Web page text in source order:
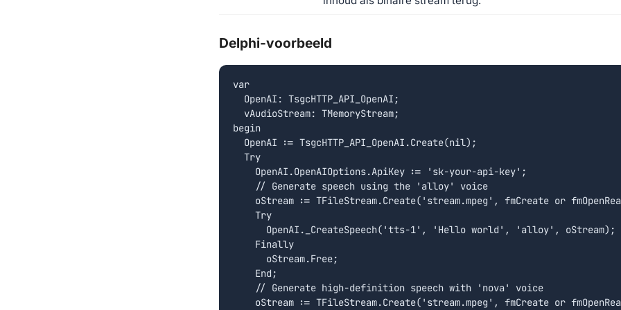
Delphi-voorbeeld
var
  OpenAI: TsgcHTTP_API_OpenAI;
  vAudioStream: TMemoryStream;
begin
  OpenAI := TsgcHTTP_API_OpenAI.Create(nil);
  Try
    OpenAI.OpenAIOptions.ApiKey := 'sk-your-api-key';
    // Generate speech using the 'alloy' voice
oStream := TFileStream.Create('stream.mpeg', fmCreate or
    Try
      OpenAI._CreateSpeech('tts-1', 'Hello world', 'alloy', oStream);
    Finally
      oStream.Free;
    End;
    // Generate high-definition speech with 'nova' voice
oStream := TFileStream.Create('stream.mpeg', fmCreate or